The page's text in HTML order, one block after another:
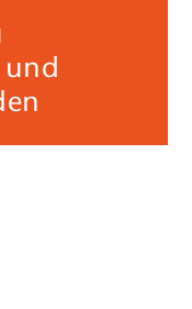
und